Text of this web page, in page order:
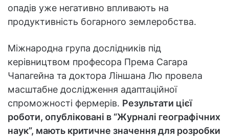
опадів уже негативно впливають на
продуктивність богарного землеробства.
Міжнародна група дослідників під
керівництвом професора Према Сагара
Чапагейна та доктора Ліншана Лю провела
масштабне дослідження адаптаційної
спроможності фермерів. Результати цієї
роботи, опубліковані в “Журналі географічних
наук”, мають критичне значення для розробки